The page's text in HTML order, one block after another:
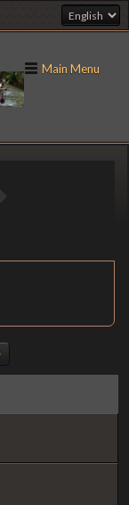
Main Menu